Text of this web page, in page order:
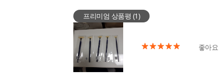
프리미엄 상품평 (1)
좋아요